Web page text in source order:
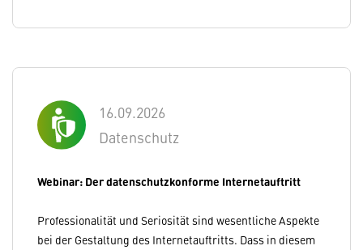
16.09.2026
Datenschutz
Webinar: Der datenschutzkonforme Internetauftritt
Professionalität und Seriosität sind wesentliche Aspekte
bei der Gestaltung des Internetauftritts. Dass in diesem